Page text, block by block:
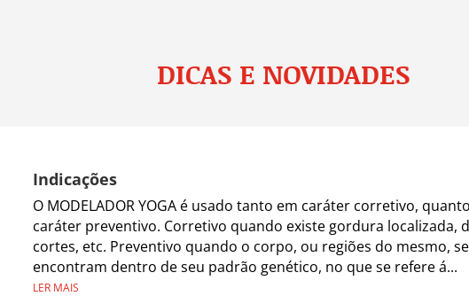
DICAS E NOVIDADES
Indicações
O MODELADOR YOGA é usado tanto em caráter corretivo,
caráter preventivo. Corretivo quando existe gordura localizada,
cortes, etc. Preventivo quando o corpo, ou regiões do mesmo, se
encontram dentro de seu padrão genético, no que se refere á...
LER MAIS